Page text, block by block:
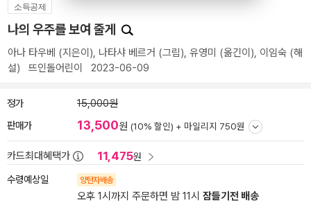
소득공제
나의 우주를 보여 줄게
아나 타우베 (지은이), 나타샤 베르거 (그림), 유영미 (옮긴이), 이임숙 (해
설) 뜨인돌어린이 2023-06-09
정가 15,000원
판매가 13,500원 (10% 할인) + 마일리지 750원
카드최대혜택가 11,475원
수령예상일 양탄자배송
오후 1시까지 주문하면 밤 11시 잠들기전 배송